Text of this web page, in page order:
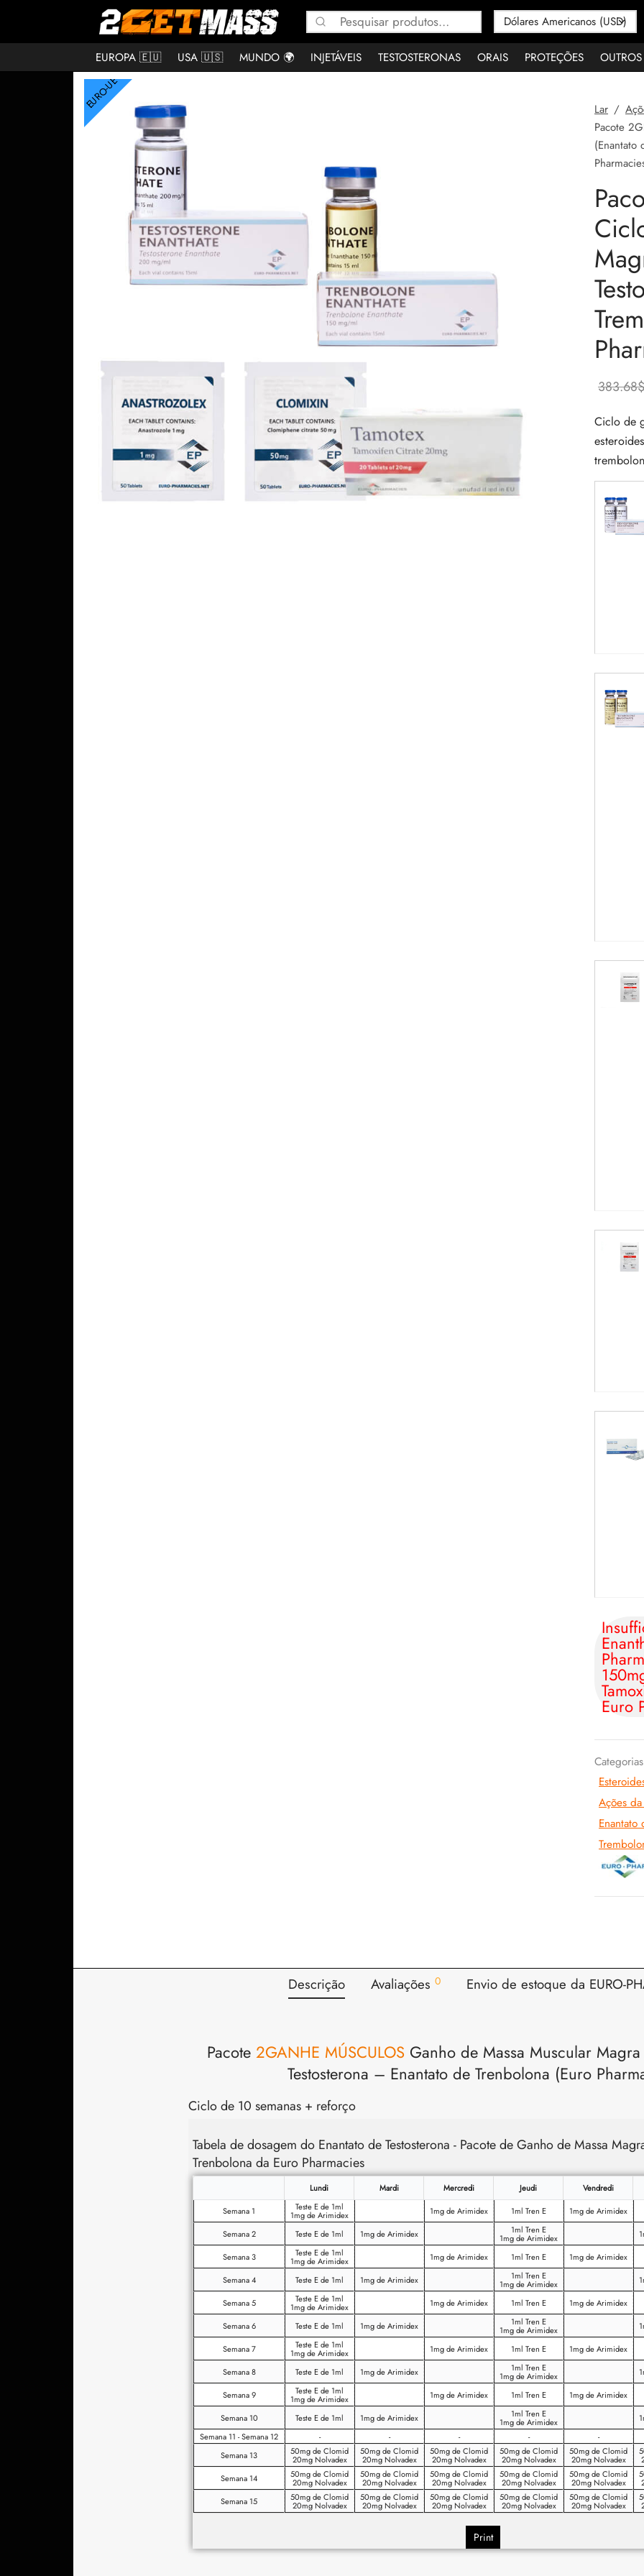
Pesquisar
por:
EUROPA 🇪🇺 USA 🇺🇸 MUNDO 🌍 INJETÁVEIS TESTOSTERONAS ORAIS PROTEÇÕES OUTROS
EURO-UE Lar /
Pacote
(Enantato
383.68$
Ciclo de
Euro
Ações
Enantato
Descrição Avaliações 0 Envio de estoque da EURO-
Pacote 2GANHE MÚSCULOS Ganho de Massa Muscular
Testosterona – Enantato de Trenbolona (Euro
Ciclo de 10 semanas + reforço
Tabela de dosagem do Enantato de Testosterona - Pacote de Ganho de Massa
Trenbolona da Euro Pharmacies
Lundi Mardi Mercredi Jeudi Vendredi
Semana 1
Teste E de 1ml
1mg de Arimidex 1mg de Arimidex 1ml Tren E 1mg de Arimidex
Semana 2
Teste E de 1ml 1mg de Arimidex 1ml Tren E
1mg de Arimidex
Semana 3
Teste E de 1ml
1mg de Arimidex 1mg de Arimidex 1ml Tren E 1mg de Arimidex
Semana 4
Teste E de 1ml 1mg de Arimidex 1ml Tren E
1mg de Arimidex
Semana 5
Teste E de 1ml
1mg de Arimidex 1mg de Arimidex 1ml Tren E 1mg de Arimidex
Semana 6
Teste E de 1ml 1mg de Arimidex 1ml Tren E
1mg de Arimidex
Semana 7
Teste E de 1ml
1mg de Arimidex 1mg de Arimidex 1ml Tren E 1mg de Arimidex
Semana 8
Teste E de 1ml 1mg de Arimidex 1ml Tren E
1mg de Arimidex
Semana 9
Teste E de 1ml
1mg de Arimidex 1mg de Arimidex 1ml Tren E 1mg de Arimidex
Semana 10
Teste E de 1ml 1mg de Arimidex 1ml Tren E
1mg de Arimidex
Semana 11 - Semana 12
- - - - -
Semana 13
50mg de Clomid
20mg Nolvadex
50mg de Clomid
20mg Nolvadex
50mg de Clomid
20mg Nolvadex
50mg de Clomid
20mg Nolvadex
50mg de Clomid
20mg Nolvadex
Semana 14
50mg de Clomid
20mg Nolvadex
50mg de Clomid
20mg Nolvadex
50mg de Clomid
20mg Nolvadex
50mg de Clomid
20mg Nolvadex
50mg de Clomid
20mg Nolvadex
Semana 15
50mg de Clomid
20mg Nolvadex
50mg de Clomid
20mg Nolvadex
50mg de Clomid
20mg Nolvadex
50mg de Clomid
20mg Nolvadex
50mg de Clomid
20mg Nolvadex
Print